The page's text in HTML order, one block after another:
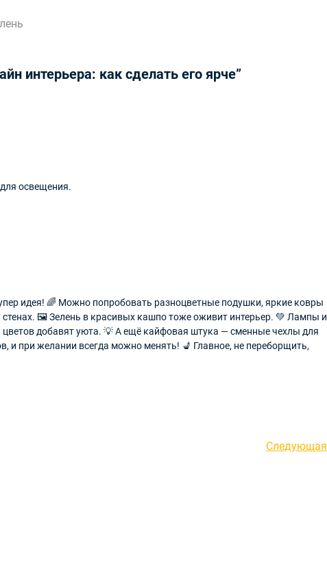
интерьера: как сделать его ярче”
освещения.
идея! 🌈 Можно попробовать разноцветные подушки, яркие ковры
🖼️ Зелень в красивых кашпо тоже оживит интерьер. 💚 Лампы и
добавят уюта. 💡 А ещё кайфовая штука — сменные чехлы для
и при желании всегда можно менять! 💺 Главное, не переборщить,
Следующая
Следующая